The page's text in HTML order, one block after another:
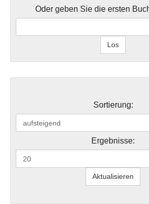
Oder geben Sie die ersten
Sortierung:
Ergebnisse: